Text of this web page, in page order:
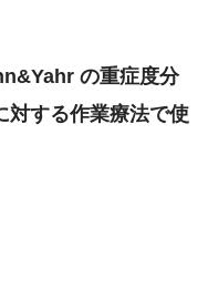
の重症度分
する作業療法で使